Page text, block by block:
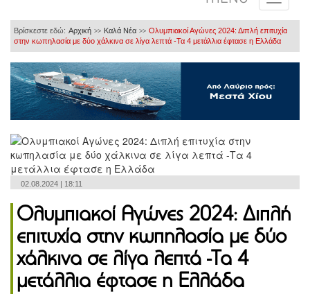
Βρίσκεστε εδώ: Αρχική >> Καλά Νέα >> Ολυμπιακοί Αγώνες 2024: Διπλή επιτυχία
στην κωπηλασία με δύο χάλκινα σε λίγα λεπτά -Τα 4 μετάλλια έφτασε η Ελλάδα
02.08.2024 | 18:11
Ολυμπιακοί Αγώνες 2024: Διπλή
επιτυχία στην κωπηλασία με δύο
χάλκινα σε λίγα λεπτά -Τα 4
μετάλλια έφτασε η Ελλάδα